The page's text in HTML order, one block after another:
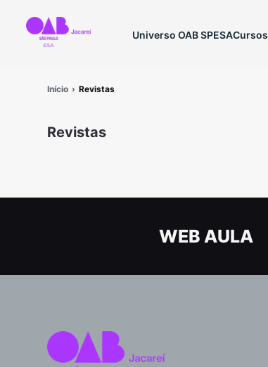
Universo OAB SPESACursos
Início Revistas
Revistas
WEB AULA